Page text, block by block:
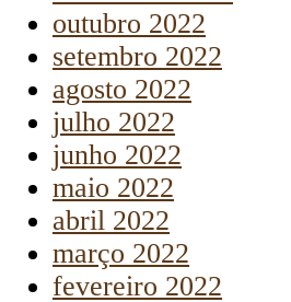
outubro 2022
setembro 2022
agosto 2022
julho 2022
junho 2022
maio 2022
abril 2022
março 2022
fevereiro 2022